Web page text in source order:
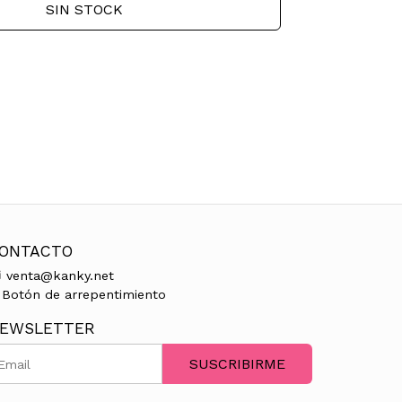
SIN STOCK
venta@kanky.net
de arrepentimiento
SUSCRIBIRME